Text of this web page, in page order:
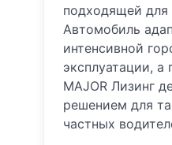
подходящей для
Автомобиль
интенсивной
эксплуатации, а
MAJOR Лизинг
решением для
частных